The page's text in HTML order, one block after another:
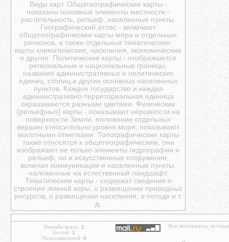
Виды карт. Общегеографические карты -
показаны основные элементы местности -
растительность, рельеф, населенные пункты.
Географический атлас - включают
общегеографические карты мира и отдельных
регионов, а также отдельные тематические:
карты климатические, населения, экономические
и другие. Политические карты - отображаются
региональные и национальные границы,
названия административных и политических
единиц, столиц и других основных населенных
пунктов. Каждое государство и каждая
административно-территориальная единица
окрашиваются разными цветами. Физические
(рельефных) карты - показывают неровности на
поверхности Земли, положение отдельных
вершин относительно уровня моря, показывают
высотными отметками. Топографические карты
также относятся к общегеографическим, они
изображают не только элементы гидрографии и
рельеф, но и искусственные сооружения,
включая коммуникации и населенные пункты,
наложенные на естественный ландшафт.
Тематические карты - содержат сведения о
строении земной коры, о размещении природных
ресурсов, о размещении населения, о погоде и т.
д.
Онлайн всего: 1
Гостей: 1
Пользователей: 0
Все материалы,